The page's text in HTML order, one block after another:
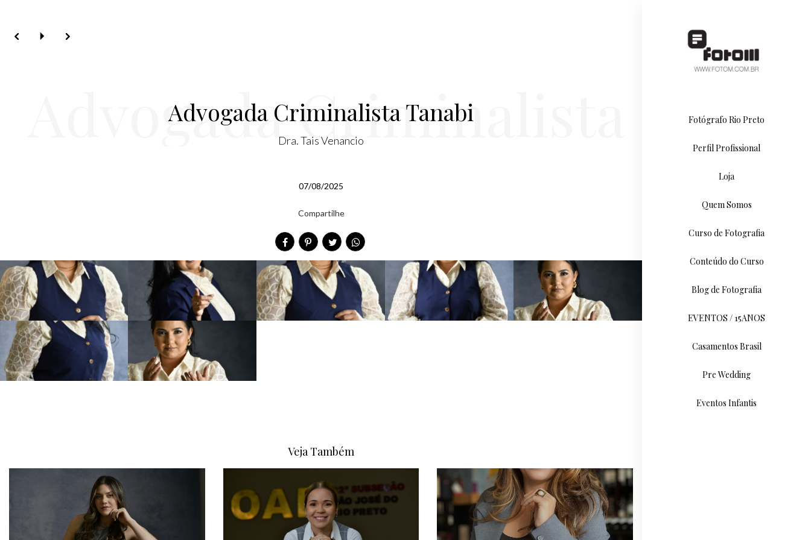
Fotógrafo Rio Preto
Perfil Profissional
Loja
Quem Somos
Curso de Fotografia
Conteúdo do Curso
Blog de Fotografia
EVENTOS / 15ANOS
Casamentos Brasil
Pre Wedding
Eventos Infantis
Advogada Criminalista Tanabi
Advogada Criminalista
Tanabi
Dra. Tais Venancio
07/08/2025
Compartilhe
Veja Também